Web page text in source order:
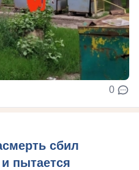
0
сбил
пытается